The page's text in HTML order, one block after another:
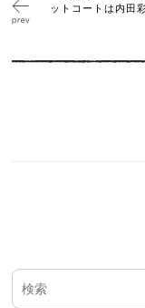
ットコートは内田